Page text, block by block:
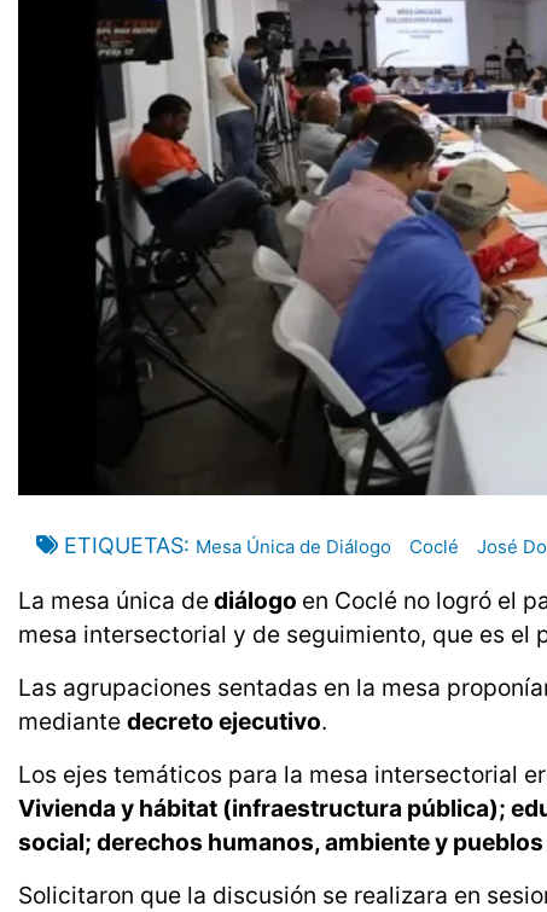
ETIQUETAS Mesa Única de Diálogo Coclé José
La mesa única dediálogo en Coclé no logró el
mesa intersectorial y de seguimiento, que es el
Las agrupaciones sentadas en la mesa
mediante decreto ejecutivo.
Los ejes temáticos para la mesa intersectorial
Vivienda y hábitat (infraestructura pública);
social; derechos humanos, ambiente y
Solicitaron que la discusión se realizara en